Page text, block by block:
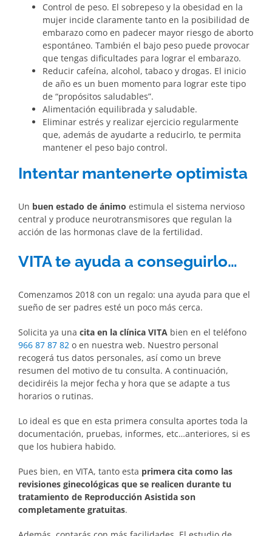
Control de peso. El sobrepeso y la obesidad en la
mujer incide claramente tanto en la posibilidad de
embarazo como en padecer mayor riesgo de aborto
espontáneo. También el bajo peso puede provocar
que tengas dificultades para lograr el embarazo.
Reducir cafeína, alcohol, tabaco y drogas. El inicio
de año es un buen momento para lograr este tipo
de “propósitos saludables”.
Alimentación equilibrada y saludable.
Eliminar estrés y realizar ejercicio regularmente
que, además de ayudarte a reducirlo, te permita
mantener el peso bajo control.
Intentar mantenerte optimista
Un buen estado de ánimo estimula el sistema nervioso
central y produce neurotransmisores que regulan la
acción de las hormonas clave de la fertilidad.
VITA te ayuda a conseguirlo…
Comenzamos 2018 con un regalo: una ayuda para que el
sueño de ser padres esté un poco más cerca.
Solicita ya una cita en la clínica VITA bien en el teléfono
966 87 87 82 o en nuestra web. Nuestro personal
recogerá tus datos personales, así como un breve
resumen del motivo de tu consulta. A continuación,
decidiréis la mejor fecha y hora que se adapte a tus
horarios o rutinas.
Lo ideal es que en esta primera consulta aportes toda la
documentación, pruebas, informes, etc…anteriores, si es
que los hubiera habido.
Pues bien, en VITA, tanto esta primera cita como las
revisiones ginecológicas que se realicen durante tu
tratamiento de Reproducción Asistida son
completamente gratuitas.